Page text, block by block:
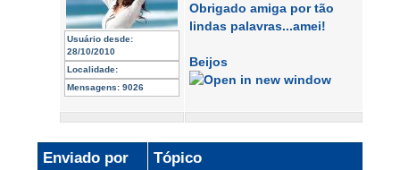
Usuário desde:
28/10/2010
Localidade:
Mensagens: 9026
Obrigado amiga por tão
lindas palavras...amei!
Beijos
Enviado por Tópico